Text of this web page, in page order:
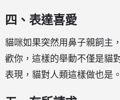
四、表達喜愛
貓咪如果突然用鼻子親飼主
歡你，這樣的舉動不僅是貓
表現，貓對人類這樣做也是。